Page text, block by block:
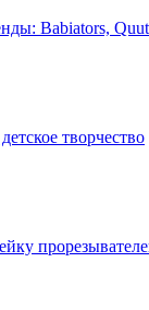
Babiators,
творчество